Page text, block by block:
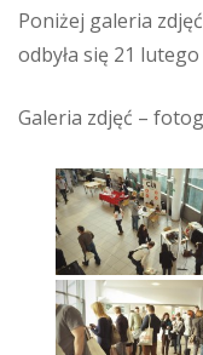
Poniżej galeria
odbyła się 21
Galeria zdjęć –